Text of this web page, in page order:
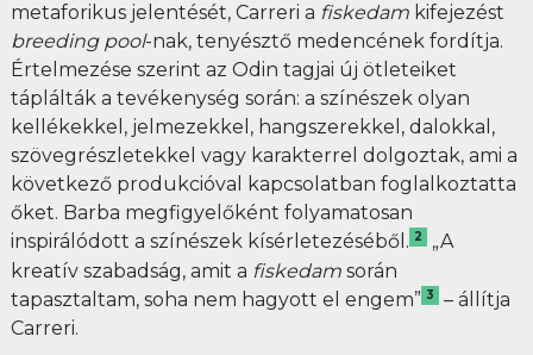
metaforikus jelentését, Carreri a fiskedamkifejezést
breeding pool-nak, tenyésztő medencének fordítja.
Értelmezése szerint az Odin tagjai új ötleteiket
táplálták a tevékenység során: a színészek olyan
kellékekkel, jelmezekkel, hangszerekkel, dalokkal,
szövegrészletekkel vagy karakterrel dolgoztak, ami a
következő produkcióval kapcsolatban foglalkoztatta
őket. Barba megfigyelőként folyamatosan
inspirálódott a színészek kísérletezéséből. 2
„A
kreatív szabadság, amit a fiskedamsorán
tapasztaltam, soha nem hagyott el engem” 3
– állítja
Carreri.